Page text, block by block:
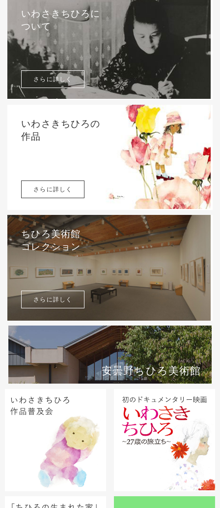
いわさきちひろに
ついて
さらに詳しく
いわさきちひろの
作品
さらに詳しく
ちひろ美術館
コレクション
さらに詳しく
安曇野ちひろ美術館